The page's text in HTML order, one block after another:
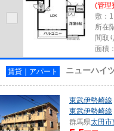
(管理
敷：
所在
間取
面積
賃貸｜アパート ニューハイ
東武伊勢崎線
東武伊勢崎線
群馬県太田市